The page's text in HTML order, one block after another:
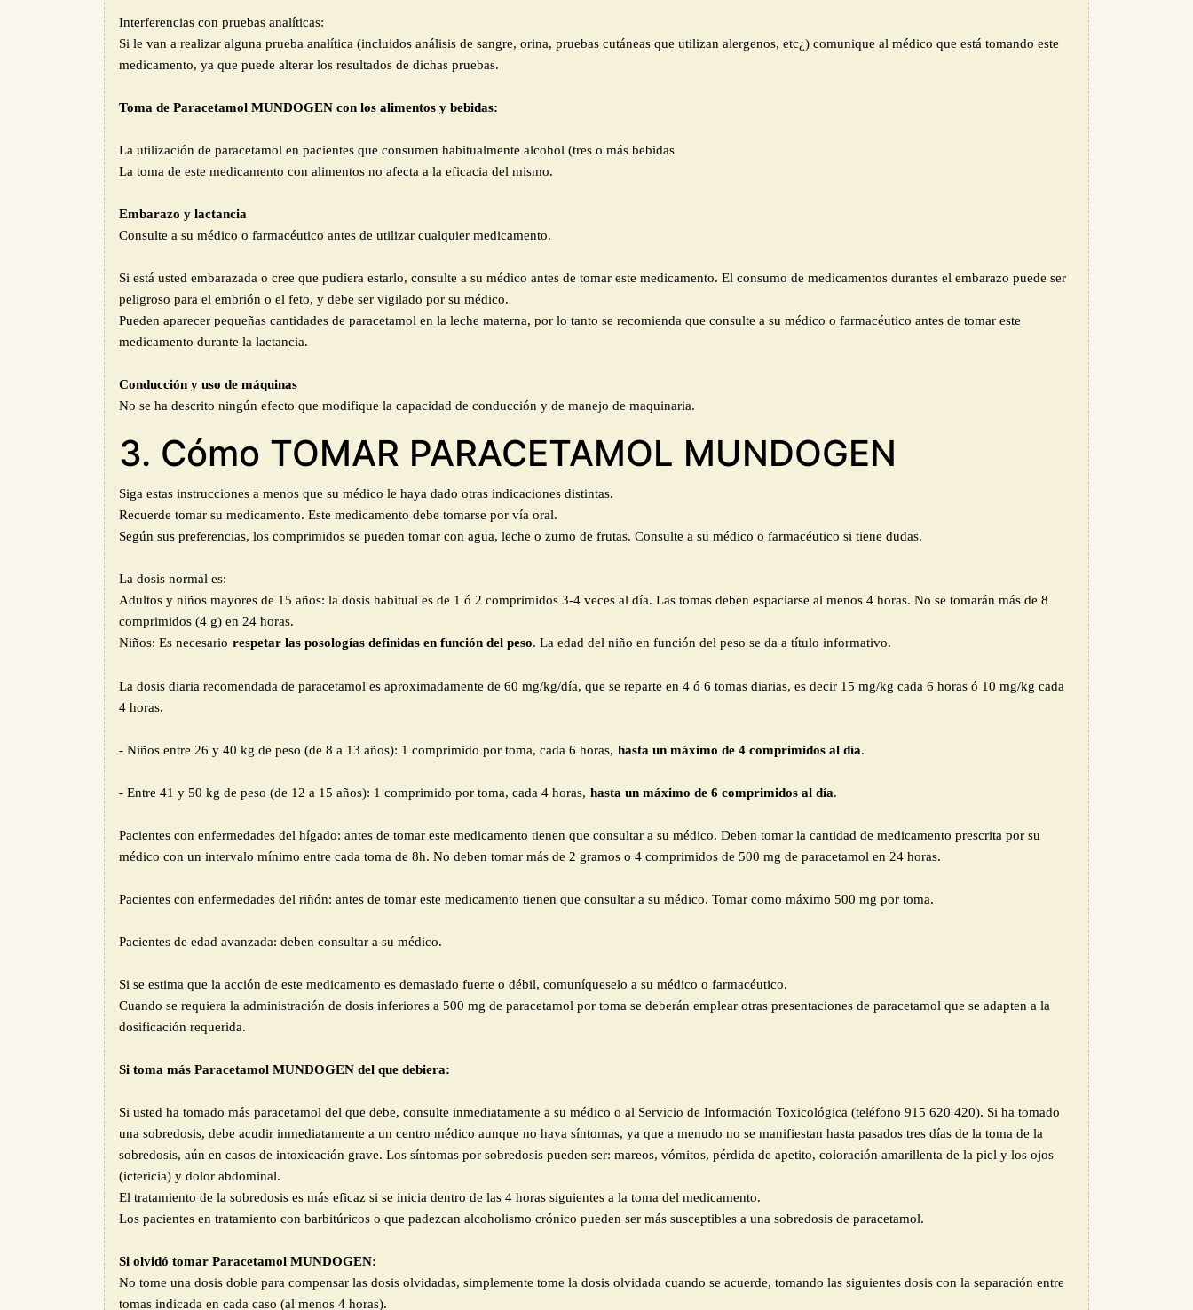
Interferencias con pruebas analíticas:
Si le van a realizar alguna prueba analítica (incluidos análisis de sangre, orina, pruebas cutáneas que utilizan alergenos, etc¿) comunique al médico que está tomando este
medicamento, ya que puede alterar los resultados de dichas pruebas.
Toma de Paracetamol MUNDOGEN con los alimentos y bebidas:
La utilización de paracetamol en pacientes que consumen habitualmente alcohol (tres o más bebidas
La toma de este medicamento con alimentos no afecta a la eficacia del mismo.
Embarazo y lactancia
Consulte a su médico o farmacéutico antes de utilizar cualquier medicamento.
Si está usted embarazada o cree que pudiera estarlo, consulte a su médico antes de tomar este medicamento. El consumo de medicamentos durantes el embarazo puede ser
peligroso para el embrión o el feto, y debe ser vigilado por su médico.
Pueden aparecer pequeñas cantidades de paracetamol en la leche materna, por lo tanto se recomienda que consulte a su médico o farmacéutico antes de tomar este
medicamento durante la lactancia.
Conducción y uso de máquinas
No se ha descrito ningún efecto que modifique la capacidad de conducción y de manejo de maquinaria.
3. Cómo TOMAR PARACETAMOL MUNDOGEN
Siga estas instrucciones a menos que su médico le haya dado otras indicaciones distintas.
Recuerde tomar su medicamento. Este medicamento debe tomarse por vía oral.
Según sus preferencias, los comprimidos se pueden tomar con agua, leche o zumo de frutas. Consulte a su médico o farmacéutico si tiene dudas.
La dosis normal es:
Adultos y niños mayores de 15 años: la dosis habitual es de 1 ó 2 comprimidos 3-4 veces al día. Las tomas deben espaciarse al menos 4 horas. No se tomarán más de 8
comprimidos (4 g) en 24 horas.
Niños: Es necesario respetar las posologías definidas en función del peso. La edad del niño en función del peso se da a título informativo.
La dosis diaria recomendada de paracetamol es aproximadamente de 60 mg/kg/día, que se reparte en 4 ó 6 tomas diarias, es decir 15 mg/kg cada 6 horas ó 10 mg/kg cada
4 horas.
- Niños entre 26 y 40 kg de peso (de 8 a 13 años): 1 comprimido por toma, cada 6 horas, hasta un máximo de 4 comprimidos al día.
- Entre 41 y 50 kg de peso (de 12 a 15 años): 1 comprimido por toma, cada 4 horas, hasta un máximo de 6 comprimidos al día.
Pacientes con enfermedades del hígado: antes de tomar este medicamento tienen que consultar a su médico. Deben tomar la cantidad de medicamento prescrita por su
médico con un intervalo mínimo entre cada toma de 8h. No deben tomar más de 2 gramos o 4 comprimidos de 500 mg de paracetamol en 24 horas.
Pacientes con enfermedades del riñón: antes de tomar este medicamento tienen que consultar a su médico. Tomar como máximo 500 mg por toma.
Pacientes de edad avanzada: deben consultar a su médico.
Si se estima que la acción de este medicamento es demasiado fuerte o débil, comuníqueselo a su médico o farmacéutico.
Cuando se requiera la administración de dosis inferiores a 500 mg de paracetamol por toma se deberán emplear otras presentaciones de paracetamol que se adapten a la
dosificación requerida.
Si toma más Paracetamol MUNDOGEN del que debiera:
Si usted ha tomado más paracetamol del que debe, consulte inmediatamente a su médico o al Servicio de Información Toxicológica (teléfono 915 620 420). Si ha tomado
una sobredosis, debe acudir inmediatamente a un centro médico aunque no haya síntomas, ya que a menudo no se manifiestan hasta pasados tres días de la toma de la
sobredosis, aún en casos de intoxicación grave. Los síntomas por sobredosis pueden ser: mareos, vómitos, pérdida de apetito, coloración amarillenta de la piel y los ojos
(ictericia) y dolor abdominal.
El tratamiento de la sobredosis es más eficaz si se inicia dentro de las 4 horas siguientes a la toma del medicamento.
Los pacientes en tratamiento con barbitúricos o que padezcan alcoholismo crónico pueden ser más susceptibles a una sobredosis de paracetamol.
Si olvidó tomar Paracetamol MUNDOGEN:
No tome una dosis doble para compensar las dosis olvidadas, simplemente tome la dosis olvidada cuando se acuerde, tomando las siguientes dosis con la separación entre
tomas indicada en cada caso (al menos 4 horas).